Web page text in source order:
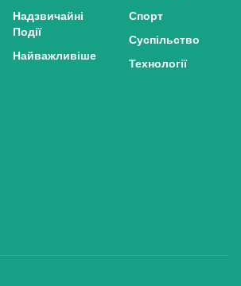
Надзвичайні
Події
Найважливіше
Спорт
Суспільство
Технології